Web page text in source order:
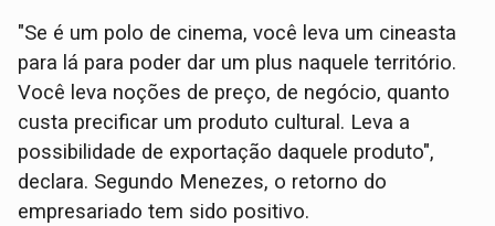
"Se é um polo de cinema, você leva um cineasta
para lá para poder dar um plus naquele território.
Você leva noções de preço, de negócio, quanto
custa precificar um produto cultural. Leva a
possibilidade de exportação daquele produto",
declara. Segundo Menezes, o retorno do
empresariado tem sido positivo.